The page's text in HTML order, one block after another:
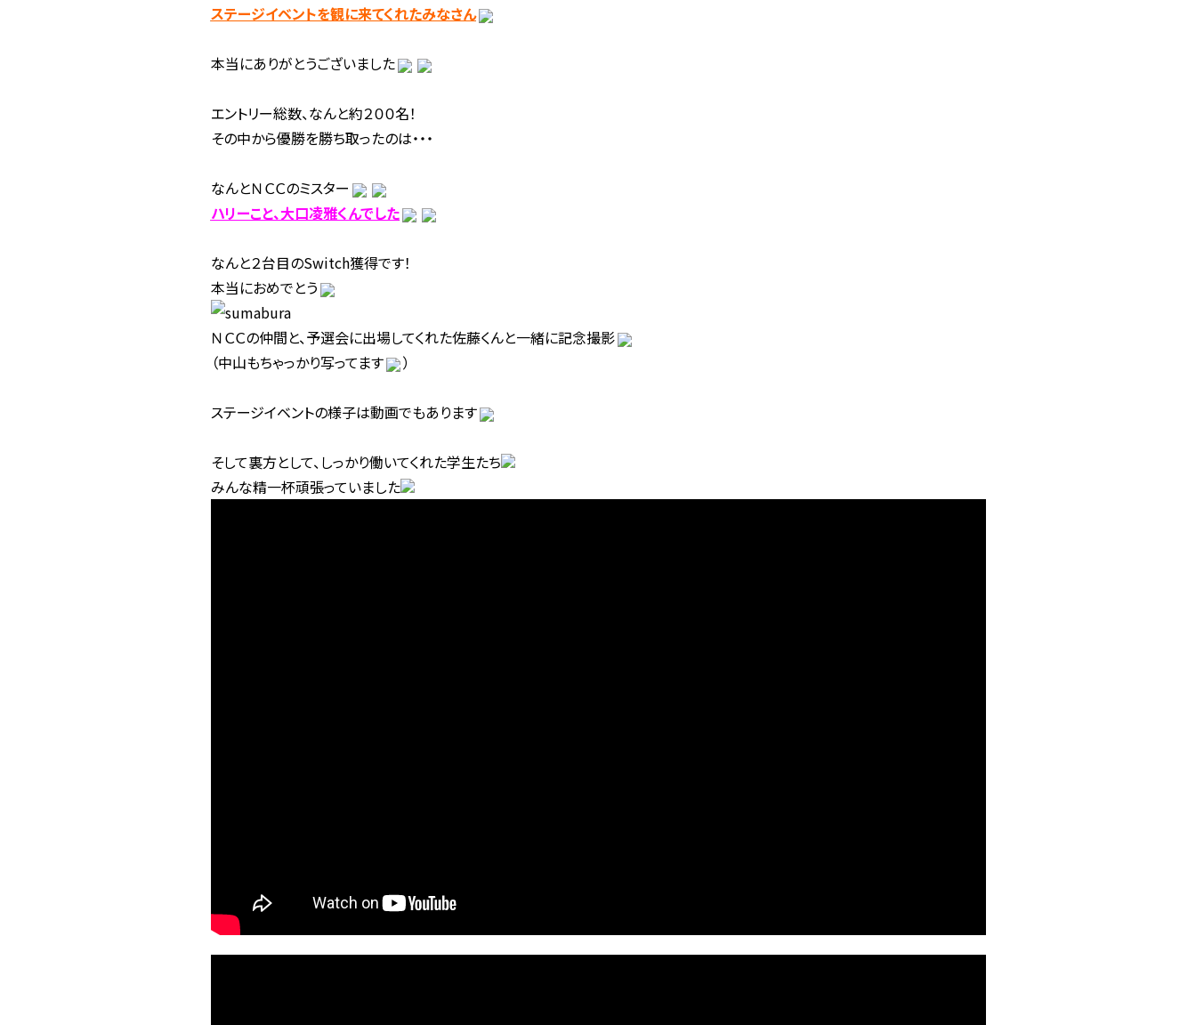
ステージイベントを観に来てくれたみなさん
本当にありがとうございました
エントリー総数、なんと約２００名！
その中から優勝を勝ち取ったのは・・・
なんとＮＣＣのミスター
ハリーこと、大口凌雅くんでした
なんと２台目のSwitch獲得です！
本当におめでとう
ＮＣＣの仲間と、予選会に出場してくれた佐藤くんと一緒に記念撮影
（中山もちゃっかり写ってます
）
ステージイベントの様子は動画でもあります
そして裏方として、しっかり働いてくれた学生たち
みんな精一杯頑張っていました